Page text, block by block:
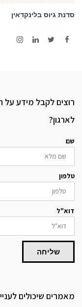
סדנת גיוס בלינקדאין
רוצים לקבל מידע
לארגון?
שם
טלפון
דוא"ל
שליחה
מאמרים שיכולים